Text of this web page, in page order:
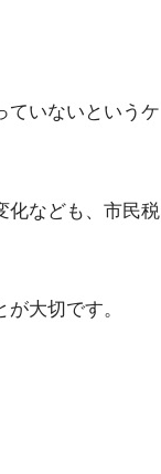
ていないというケ
化なども、市民税
大切です。